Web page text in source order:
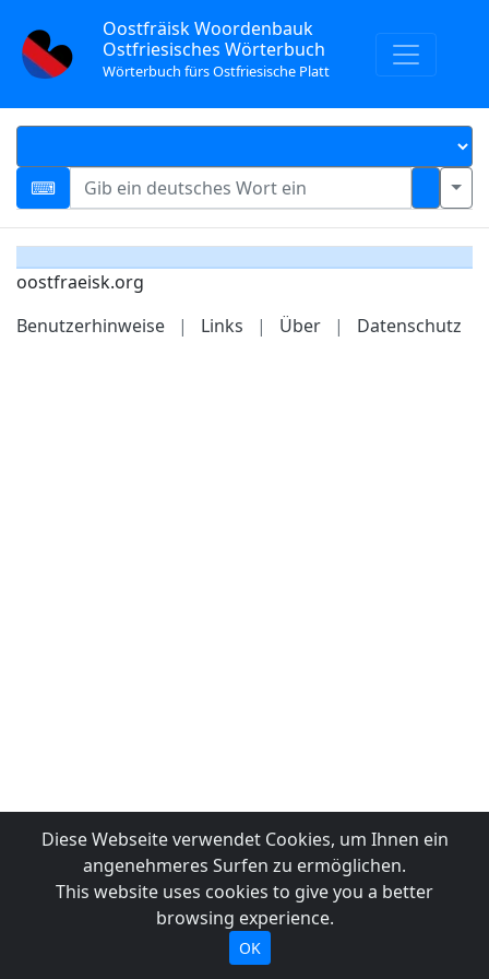
Oostfräisk Woordenbauk
Ostfriesisches Wörterbuch
Wörterbuch fürs Ostfriesische Platt
oostfraeisk.org
Benutzerhinweise
| Links | Über | Datenschutz
Diese Webseite verwendet Cookies, um Ihnen ein
angenehmeres Surfen zu ermöglichen.
This website uses cookies to give you a better
browsing experience.
OK